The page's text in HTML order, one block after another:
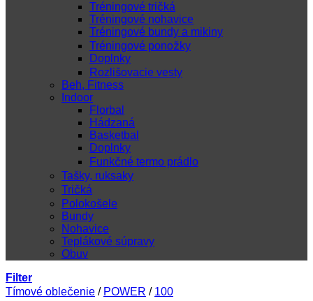
Tréningové tričká
Tréningové nohavice
Tréningové bundy a mikiny
Tréningové ponožky
Doplnky
Rozlišovacie vesty
Beh, Fitness
Indoor
Florbal
Hádzaná
Basketbal
Doplnky
Funkčné termo prádlo
Tašky, ruksaky
Tričká
Polokošele
Bundy
Nohavice
Teplákové súpravy
Obuv
Filter
Tímové oblečenie / POWER / 100